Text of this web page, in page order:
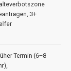
3+
Termin (6–8